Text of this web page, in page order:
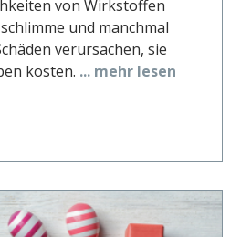
von Wirkstoffen
und manchmal
verursachen, sie
kosten. ... mehr lesen